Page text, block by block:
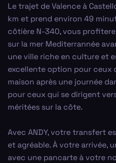
Le trajet de Valence à
km et prend environ 49
côtière N-340, vous
sur la mer Mediterrannée
une ville riche en culture et
excellente option pour ceux
maison après une journée
pour ceux qui se dirigent
méritées sur la côte.
Avec ANDY, votre transfert
et agréable. À votre arrivée,
avec une pancarte à votre